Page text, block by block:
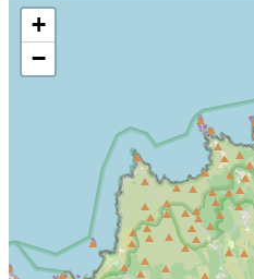
+
−